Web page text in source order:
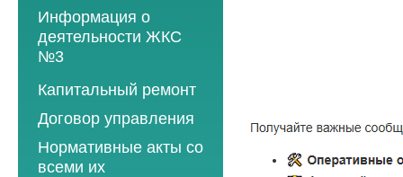
Информация о
деятельности ЖКС
№3
Программы
2013 год
Капитальный ремонт
Договор управления
Нормативные акты со
всеми их